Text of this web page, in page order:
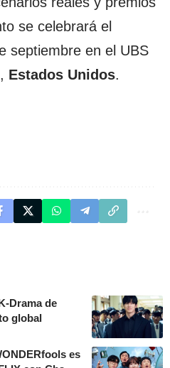
se celebrará el
septiembre en el UBS
Estados Unidos.
Drama de
global
es